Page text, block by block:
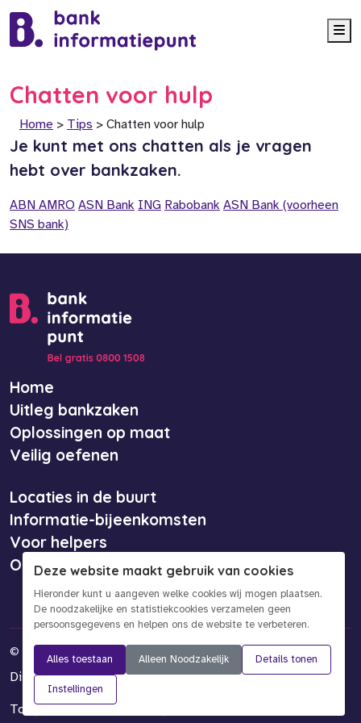
Chatten voor hulp
Home > Tips > Chatten voor hulp
Je kunt met ons chatten als je vragen
hebt over bankzaken.
ABN AMRO ASN Bank ING Rabobank ASN Bank (voorheen
SNS bank)
Home
Uitleg bankzaken
Oplossingen op maat
Veilig oefenen
Locaties in de buurt
Informatie-bijeenkomsten
Voor helpers
Over ons
© 2026 Bankinformatiepunt
Disclaimer
Privacy- en cookieverklaring
Toegankelijkheidsverklaring
Deze website maakt gebruik van cookies
Hieronder kunt u aangeven welke cookies wij mogen plaatsen.
De noodzakelijke en statistiekcookies verzamelen geen
persoonsgegevens en helpen ons de website te verbeteren.
Alles toestaan Alleen Noodzakelijk Details tonen
Instellingen